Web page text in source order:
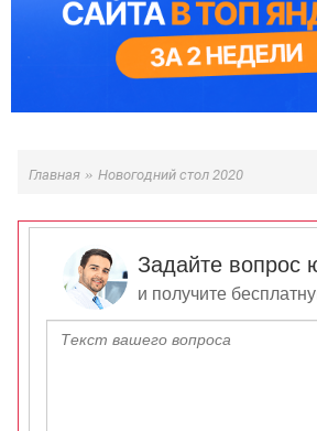
Главная » Новогодний стол 2020